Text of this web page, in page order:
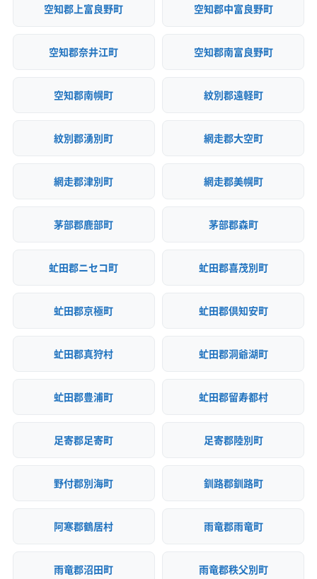
空知郡上富良野町 空知郡中富良野町
空知郡奈井江町 空知郡南富良野町
空知郡南幌町 紋別郡遠軽町
紋別郡湧別町 網走郡大空町
網走郡津別町 網走郡美幌町
茅部郡鹿部町 茅部郡森町
虻田郡ニセコ町 虻田郡喜茂別町
虻田郡京極町 虻田郡倶知安町
虻田郡真狩村 虻田郡洞爺湖町
虻田郡豊浦町 虻田郡留寿都村
足寄郡足寄町 足寄郡陸別町
野付郡別海町 釧路郡釧路町
阿寒郡鶴居村 雨竜郡雨竜町
雨竜郡沼田町 雨竜郡秩父別町